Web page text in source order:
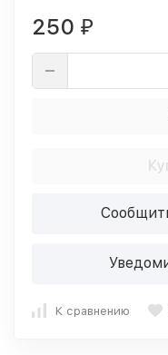
250 ₽
К сравнению